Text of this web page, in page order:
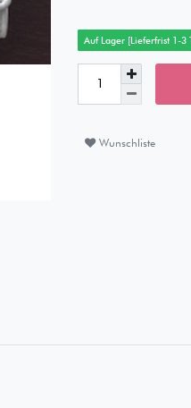
Auf Lager [Lieferfrist 1-3
Wunschliste